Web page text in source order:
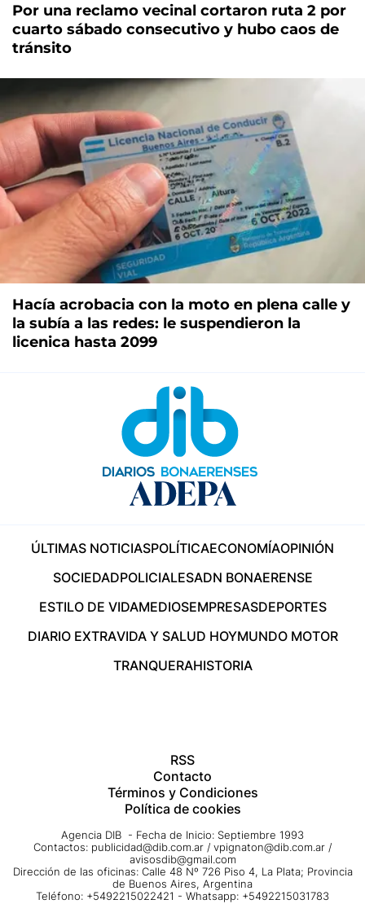
Por una reclamo vecinal cortaron ruta 2 por
cuarto sábado consecutivo y hubo caos de
tránsito
Hacía acrobacia con la moto en plena calle y
la subía a las redes: le suspendieron la
licenica hasta 2099
ÚLTIMAS NOTICIASPOLÍTICAECONOMÍAOPINIÓN
SOCIEDADPOLICIALESADN BONAERENSE
ESTILO DE VIDAMEDIOSEMPRESASDEPORTES
DIARIO EXTRAVIDA Y SALUD HOYMUNDO MOTOR
TRANQUERAHISTORIA
RSS
Contacto
Términos y Condiciones
Política de cookies
Agencia DIB - Fecha de Inicio: Septiembre 1993
Contactos: publicidad@dib.com.ar / vpignaton@dib.com.ar /
avisosdib@gmail.com
Dirección de las oficinas: Calle 48 Nº 726 Piso 4, La Plata; Provincia
de Buenos Aires, Argentina
Teléfono: +5492215022421 - Whatsapp: +5492215031783